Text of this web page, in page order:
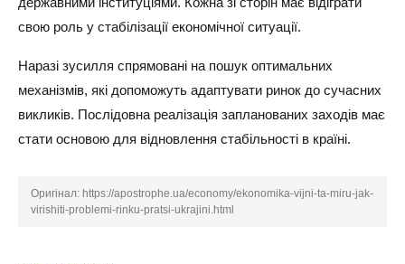
свою роль у стабілізації економічної ситуації.
Наразі зусилля спрямовані на пошук оптимальних
механізмів, які допоможуть адаптувати ринок до сучасних
викликів. Послідовна реалізація запланованих заходів має
стати основою для відновлення стабільності в країні.
Оригінал: https://apostrophe.ua/economy/ekonomika-vijni-ta-miru-jak-
virishiti-problemi-rinku-pratsi-ukrajini.html